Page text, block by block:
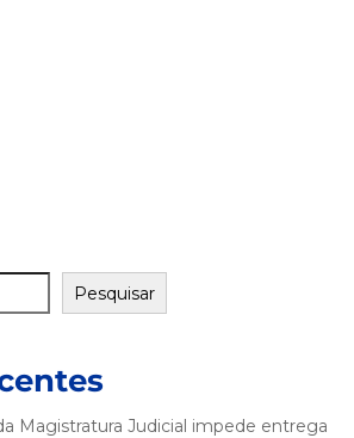
Pesquisar
Magistratura Judicial impede entrega